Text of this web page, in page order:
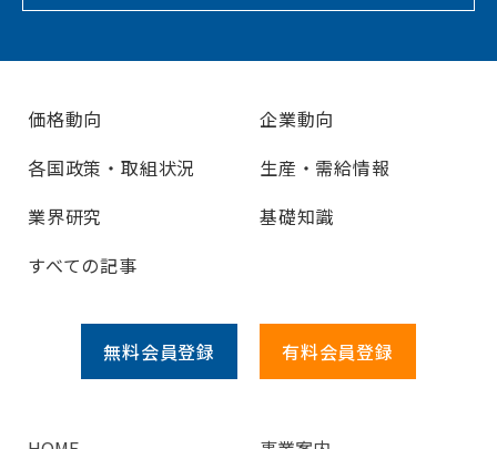
価格動向
企業動向
各国政策・取組状況
生産・需給情報
業界研究
基礎知識
すべての記事
無料会員登録 有料会員登録